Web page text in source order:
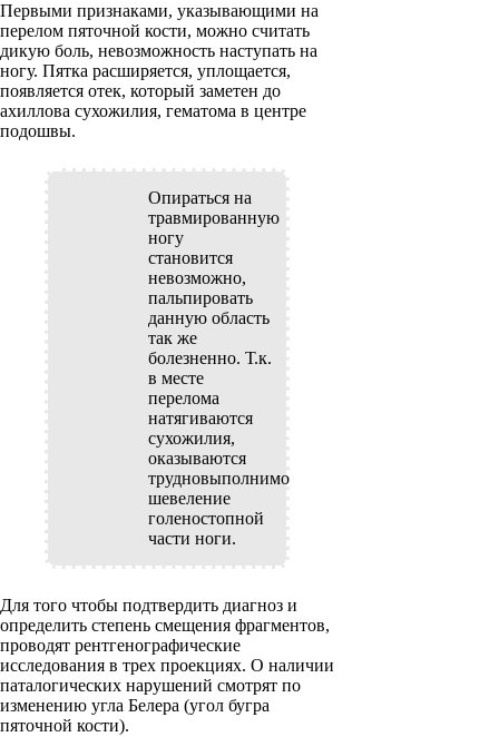
Первыми признаками, указывающими на
перелом пяточной кости, можно считать
дикую боль, невозможность наступать на
ногу. Пятка расширяется, уплощается,
появляется отек, который заметен до
ахиллова сухожилия, гематома в центре
подошвы.
Опираться на
травмированную
ногу
становится
невозможно,
пальпировать
данную область
так же
болезненно. Т.к.
в месте
перелома
натягиваются
сухожилия,
оказываются
трудновыполнимо
шевеление
голеностопной
части ноги.
Для того чтобы подтвердить диагноз и
определить степень смещения фрагментов,
проводят рентгенографические
исследования в трех проекциях. О наличии
паталогических нарушений смотрят по
изменению угла Белера (угол бугра
пяточной кости).